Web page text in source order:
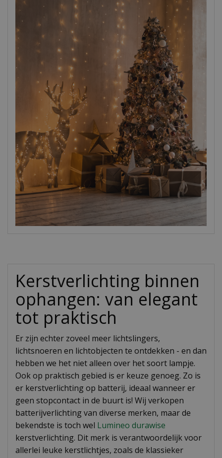
Kerstverlichting binnen
ophangen: van elegant
tot praktisch
Er zijn echter zoveel meer lichtslingers,
lichtsnoeren en lichtobjecten te ontdekken - en dan
hebben we het niet alleen over het soort lampje.
Ook op praktisch gebied is er keuze genoeg. Zo is
er kerstverlichting op batterij, ideaal wanneer er
geen stopcontact in de buurt is! Wij verkopen
batterijverlichting van diverse merken, maar de
bekendste is toch wel Lumineo durawise
kerstverlichting. Dit merk is verantwoordelijk voor
allerlei leuke kerstlichtjes, zoals de klassieker